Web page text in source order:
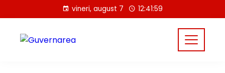
to
content
vineri, august 7 12:42:00